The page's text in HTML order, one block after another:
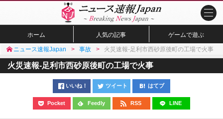
ホーム 人気の記事 ゲームで遊ぶ
ニュース速報Japan 事故 火災速報-足利市西砂原後町の工場で火事
火災速報-足利市西砂原後町の工場で火事
いいね！ ツイート はてブ
Pocket Feedly RSS LINE